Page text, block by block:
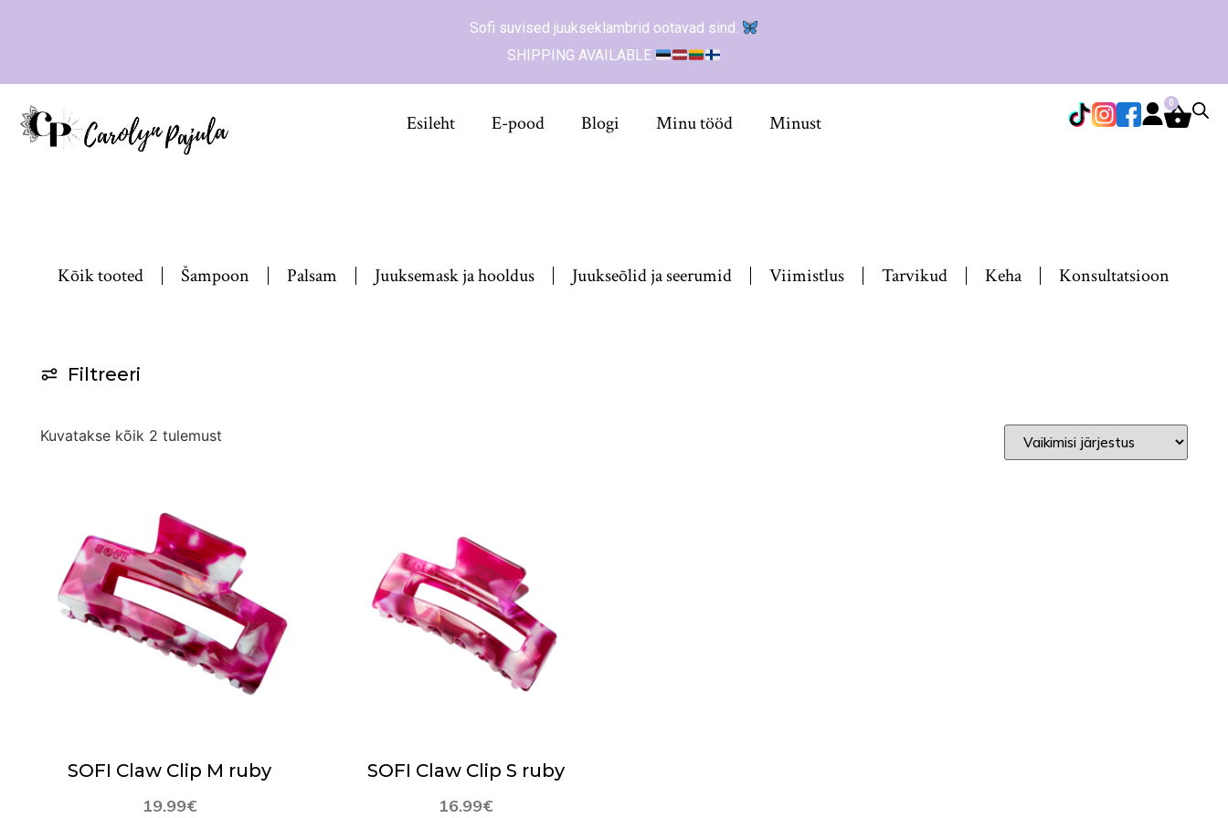
Sofi suvised juukseklambrid ootavad sind.
SHIPPING AVAILABLE
Esileht E-pood Blogi Minu tööd Minust
0
Kõik tooted Šampoon Palsam Juuksemask ja hooldus Juukseõlid ja seerumid Viimistlus Tarvikud Keha Konsultatsioon
Filtreeri
Kuvatakse kõik 2 tulemust
SOFI Claw Clip M ruby
19.99€
SOFI Claw Clip S ruby
16.99€